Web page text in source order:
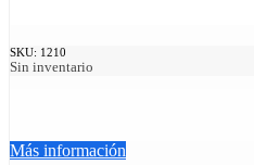
SKU: 1210
Sin inventario
Más información